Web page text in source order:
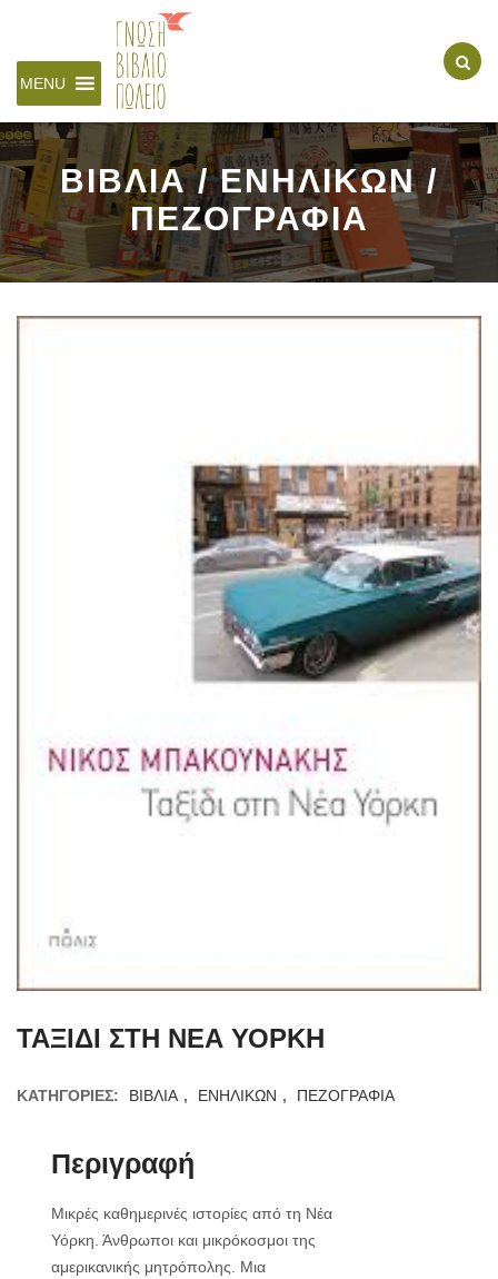
MENU
ΒΙΒΛΙΑ / ΕΝΗΛΙΚΩΝ /
ΠΕΖΟΓΡΑΦΙΑ
ΤΑΞΙΔΙ ΣΤΗ ΝΕΑ ΥΟΡΚΗ
ΚΑΤΗΓΟΡΊΕΣ: ΒΙΒΛΙΑ , ΕΝΗΛΙΚΩΝ , ΠΕΖΟΓΡΑΦΙΑ
Περιγραφή
Μικρές καθημερινές ιστορίες από τη Νέα
Υόρκη. Άνθρωποι και μικρόκοσμοι της
αμερικανικής μητρόπολης. Μια